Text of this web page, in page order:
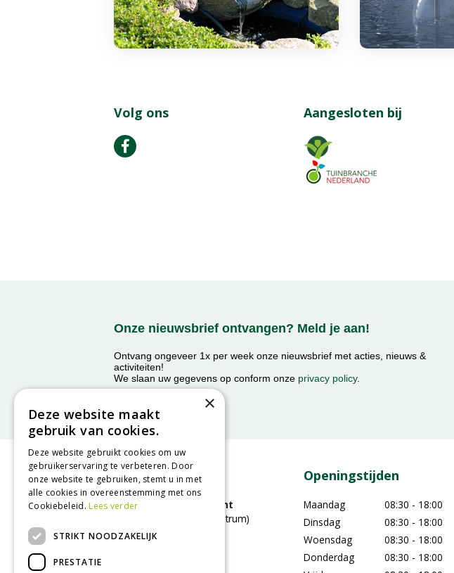
Volg ons Aangesloten bij
Onze nieuwsbrief ontvangen? Meld je aan!
Ontvang ongeveer 1x per week onze nieuwsbrief met acties, nieuws &
activiteiten!
We slaan uw gegevens op conform onze privacy policy.
Contact
GroenRijk Bergambacht
(voorheen Stouts tuincentrum)
Benedenberg 21A
Openingstijden
Maandag
08:30 - 18:00
Dinsdag
08:30 - 18:00
Woensdag
08:30 - 18:00
Donderdag
08:30 - 18:00
×
Deze website maakt
gebruik van cookies.
Deze website gebruikt cookies om uw
gebruikerservaring te verbeteren. Door
onze website te gebruiken, stemt u in met
alle cookies in overeenstemming met ons
Cookiebeleid.Lees verder
STRIKT NOODZAKELIJK
PRESTATIE